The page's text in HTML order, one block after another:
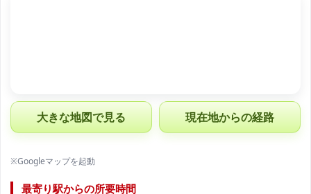
大きな地図で見る 現在地からの経路
※Googleマップを起動
最寄り駅からの所要時間